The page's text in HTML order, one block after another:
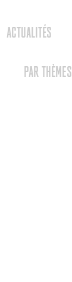
ACTUALITéS
PAR THèMES